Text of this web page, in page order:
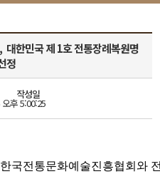
한민국 제 1호 전통장례복원명
정
작성일
후 5:00:25
국전통문화예술진흥협회와